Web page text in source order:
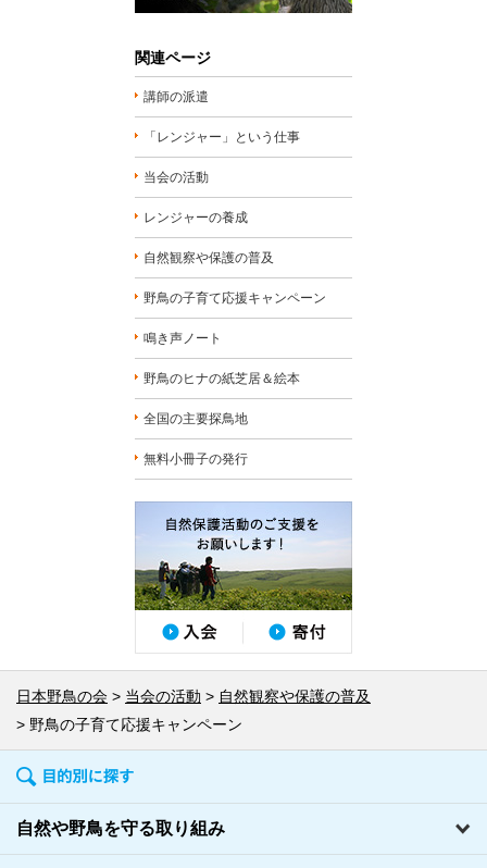
関連ページ
講師の派遣
「レンジャー」という仕事
当会の活動
レンジャーの養成
自然観察や保護の普及
野鳥の子育て応援キャンペーン
鳴き声ノート
野鳥のヒナの紙芝居＆絵本
全国の主要探鳥地
無料小冊子の発行
日本野鳥の会 当会の活動
自然観察や保護の普及
野鳥の子育て応援キャンペーン
自然や野鳥を守る取り組み